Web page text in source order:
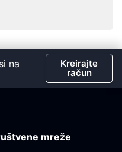
na
Kreirajte
račun
mreže